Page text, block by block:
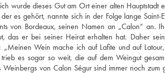
wurde dieses Gut am Ort einer alten Hauptstadt
es gehört, nannte sich in der Folge lange Saint-
von Bordeaux, seinen Namen an „Calon“ an.
das er bei seiner Heirat erhalten hat. Daher
Wein mache ich auf Lafite und auf
es sogar so weit, die auf dem Weingut
von Calon Ségur sind immer noch zum